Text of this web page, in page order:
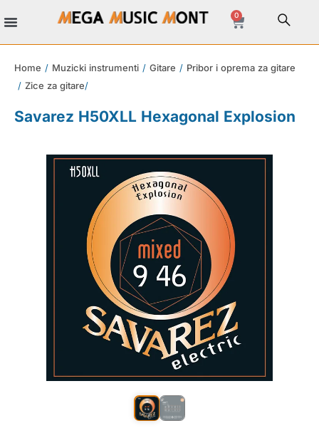
0
Home / Muzicki instrumenti / Gitare / Pribor i oprema za gitare
/ Zice za gitare/
Savarez H50XLL Hexagonal Explosion